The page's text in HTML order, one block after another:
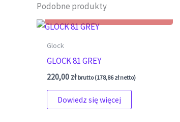
Podobne produkty
Glock
GLOCK 81 GREY
220,00 zł brutto (178,86złnetto)
Dowiedz się więcej